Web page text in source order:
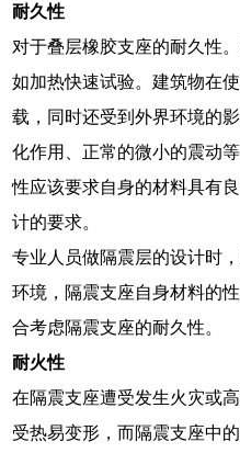
耐久性
对于叠层橡胶支座的耐久性
如加热快速试验。建筑物在
载，同时还受到外界环境的
化作用、正常的微小的震动
性应该要求自身的材料具有
计的要求。
专业人员做隔震层的设计时
环境，隔震支座自身材料的
合考虑隔震支座的耐久性。
耐火性
在隔震支座遭受发生火灾或
受热易变形，而隔震支座中